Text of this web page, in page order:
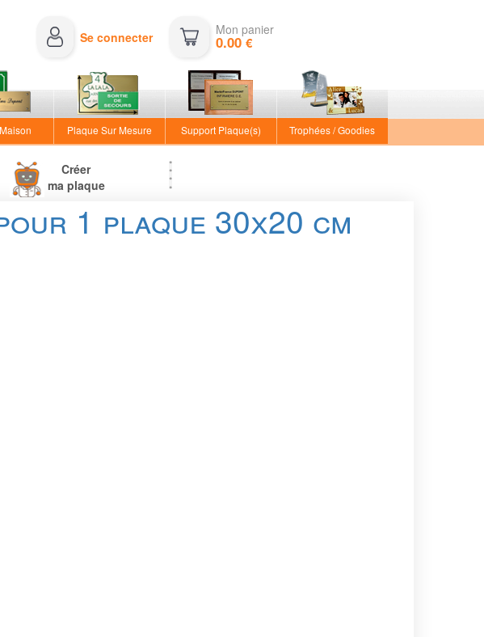
Se connecter Mon panier
0.00€
Plaque Sur Mesure Support Plaque(s) Trophées / Goodies
Créer
ma plaque
1 plaque 30x20 cm